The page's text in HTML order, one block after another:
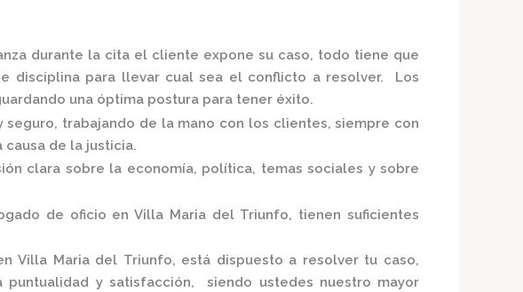
durante la cita el cliente expone su caso, todo tiene que
disciplina para llevar cual sea el conflicto a resolver. Los
una óptima postura para tener éxito.
seguro, trabajando de la mano con los clientes, siempre con
de la justicia.
clara sobre la economía, política, temas sociales y sobre
de oficio en Villa Maria del Triunfo, tienen suficientes
Villa Maria del Triunfo, está dispuesto a resolver tu caso,
y satisfacción, siendo ustedes nuestro mayor